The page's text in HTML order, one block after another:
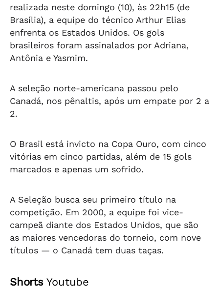
realizada neste domingo (10), às 22h15 (de
Brasília), a equipe do técnico Arthur Elias
enfrenta os Estados Unidos. Os gols
brasileiros foram assinalados por Adriana,
Antônia e Yasmim.
A seleção norte-americana passou pelo
Canadá, nos pênaltis, após um empate por 2 a
2.
O Brasil está invicto na Copa Ouro, com cinco
vitórias em cinco partidas, além de 15 gols
marcados e apenas um sofrido.
A Seleção busca seu primeiro título na
competição. Em 2000, a equipe foi vice-
campeã diante dos Estados Unidos, que são
as maiores vencedoras do torneio, com nove
títulos — o Canadá tem duas taças.
ShortsYoutube